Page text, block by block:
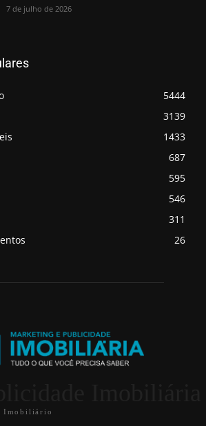
7 de julho de 2026
5444
3139
1433
687
595
546
311
26
Imobiliário